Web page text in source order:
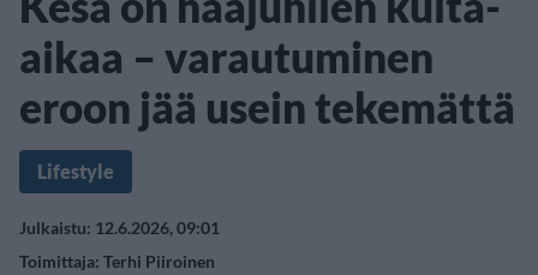
aikaa – varautuminen
eroon jää usein tekemättä
Lifestyle
Julkaistu: 12.6.2026, 09:01
Toimittaja: Terhi Piiroinen